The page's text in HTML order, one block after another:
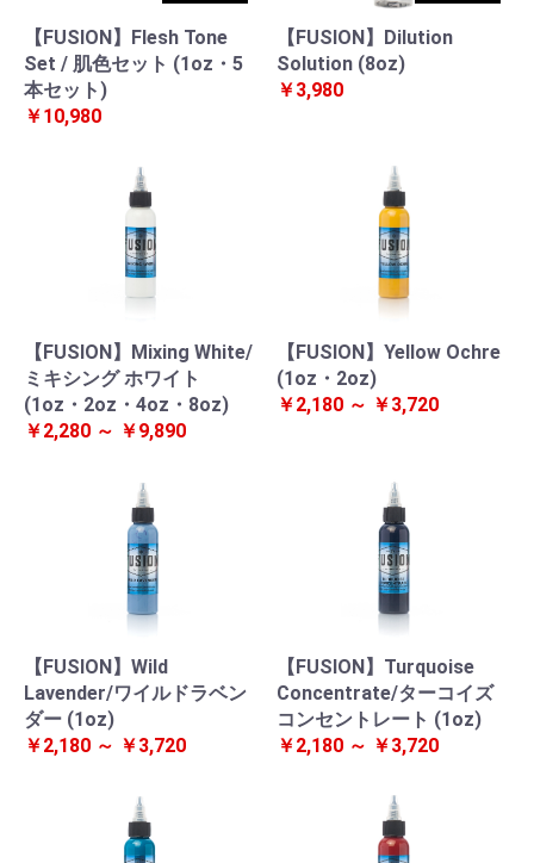
【FUSION】Flesh Tone
Set / 肌色セット (1oz・5
本セット)
￥10,980
【FUSION】Dilution
Solution (8oz)
￥3,980
【FUSION】Mixing White/
ミキシング ホワイト
(1oz・2oz・4oz・8oz)
￥2,280 ～ ￥9,890
【FUSION】Yellow Ochre
(1oz・2oz)
￥2,180 ～ ￥3,720
【FUSION】Wild
Lavender/ワイルドラベン
ダー (1oz)
￥2,180 ～ ￥3,720
【FUSION】Turquoise
Concentrate/ターコイズ
コンセントレート (1oz)
￥2,180 ～ ￥3,720